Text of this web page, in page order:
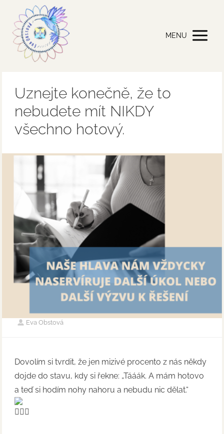
MENU
Uznejte konečně, že to
nebudete mít NIKDY
všechno hotový.
Eva Obstová
Dovolím si tvrdit, že jen mizivé procento z nás někdy
dojde do stavu, kdy si řekne: „Tááák. A mám hotovo
a teď si hodím nohy nahoru a nebudu nic dělat.“